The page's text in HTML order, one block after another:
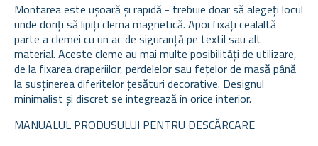
Montarea este ușoară și rapidă - trebuie doar să alegeți locul
unde doriți să lipiți clema magnetică. Apoi fixați cealaltă
parte a clemei cu un ac de siguranță pe textil sau alt
material. Aceste cleme au mai multe posibilități de utilizare,
de la fixarea draperiilor, perdelelor sau fețelor de masă până
la susținerea diferitelor țesături decorative. Designul
minimalist și discret se integrează în orice interior.
MANUALUL PRODUSULUI PENTRU DESCĂRCARE